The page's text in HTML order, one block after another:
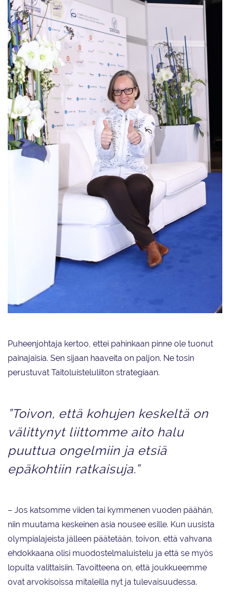
Puheenjohtaja kertoo, ettei pahinkaan pinne ole tuonut
painajaisia. Sen sijaan haaveita on paljon. Ne tosin
perustuvat Taitoluisteluliiton strategiaan.
”Toivon, että kohujen keskeltä on
välittynyt liittomme aito halu
puuttua ongelmiin ja etsiä
epäkohtiin ratkaisuja.”
– Jos katsomme viiden tai kymmenen vuoden päähän,
niin muutama keskeinen asia nousee esille. Kun uusista
olympialajeista jälleen päätetään, toivon, että vahvana
ehdokkaana olisi muodostelmaluistelu ja että se myös
lopulta valittaisiin. Tavoitteena on, että joukkueemme
ovat arvokisoissa mitaleilla nyt ja tulevaisuudessa.